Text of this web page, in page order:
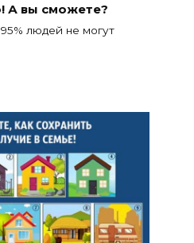
А вы сможете?
людей не могут